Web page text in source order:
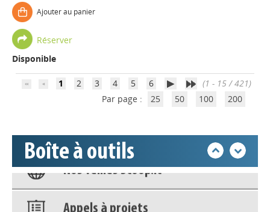
Ajouter au panier
Réserver
Disponible
1 2 3 4 5 6
(1 - 15 / 421)
Par page :
25 50 100 200
Boîte à outils
déconnecter)
Nos veilles Scoop.it
Appels à projets